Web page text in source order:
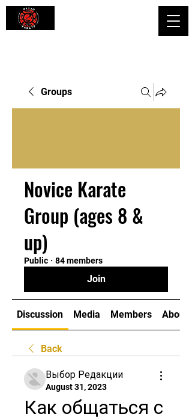
Groups
Novice Karate
Group (ages 8 &
up)
Public · 84 members
Join
Discussion Media Members About
Back
Выбор Редакции
August 31, 2023
Как общаться с